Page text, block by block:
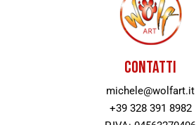
CONTATTI
michele@wolfart.it
+39 328 391 8982